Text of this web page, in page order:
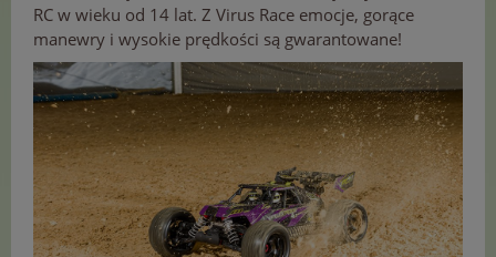
RC w wieku od 14 lat. Z Virus Race emocje, gorące
manewry i wysokie prędkości są gwarantowane!